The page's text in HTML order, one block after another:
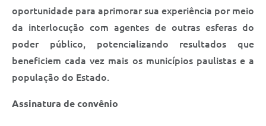
oportunidade para aprimorar sua experiência por meio
da interlocução com agentes de outras esferas do
poder público, potencializando resultados que
beneficiem cada vez mais os municípios paulistas e a
população do Estado.
Assinatura de convênio